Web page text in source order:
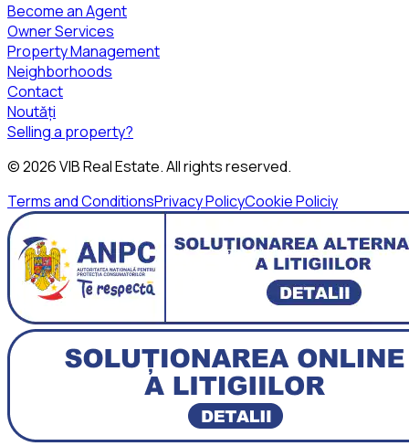
Become an Agent
Owner Services
Property Management
Neighborhoods
Contact
Noutăți
Selling a property?
©2026VIB Real Estate. All rights reserved.
Terms and ConditionsPrivacy PolicyCookie Policiy